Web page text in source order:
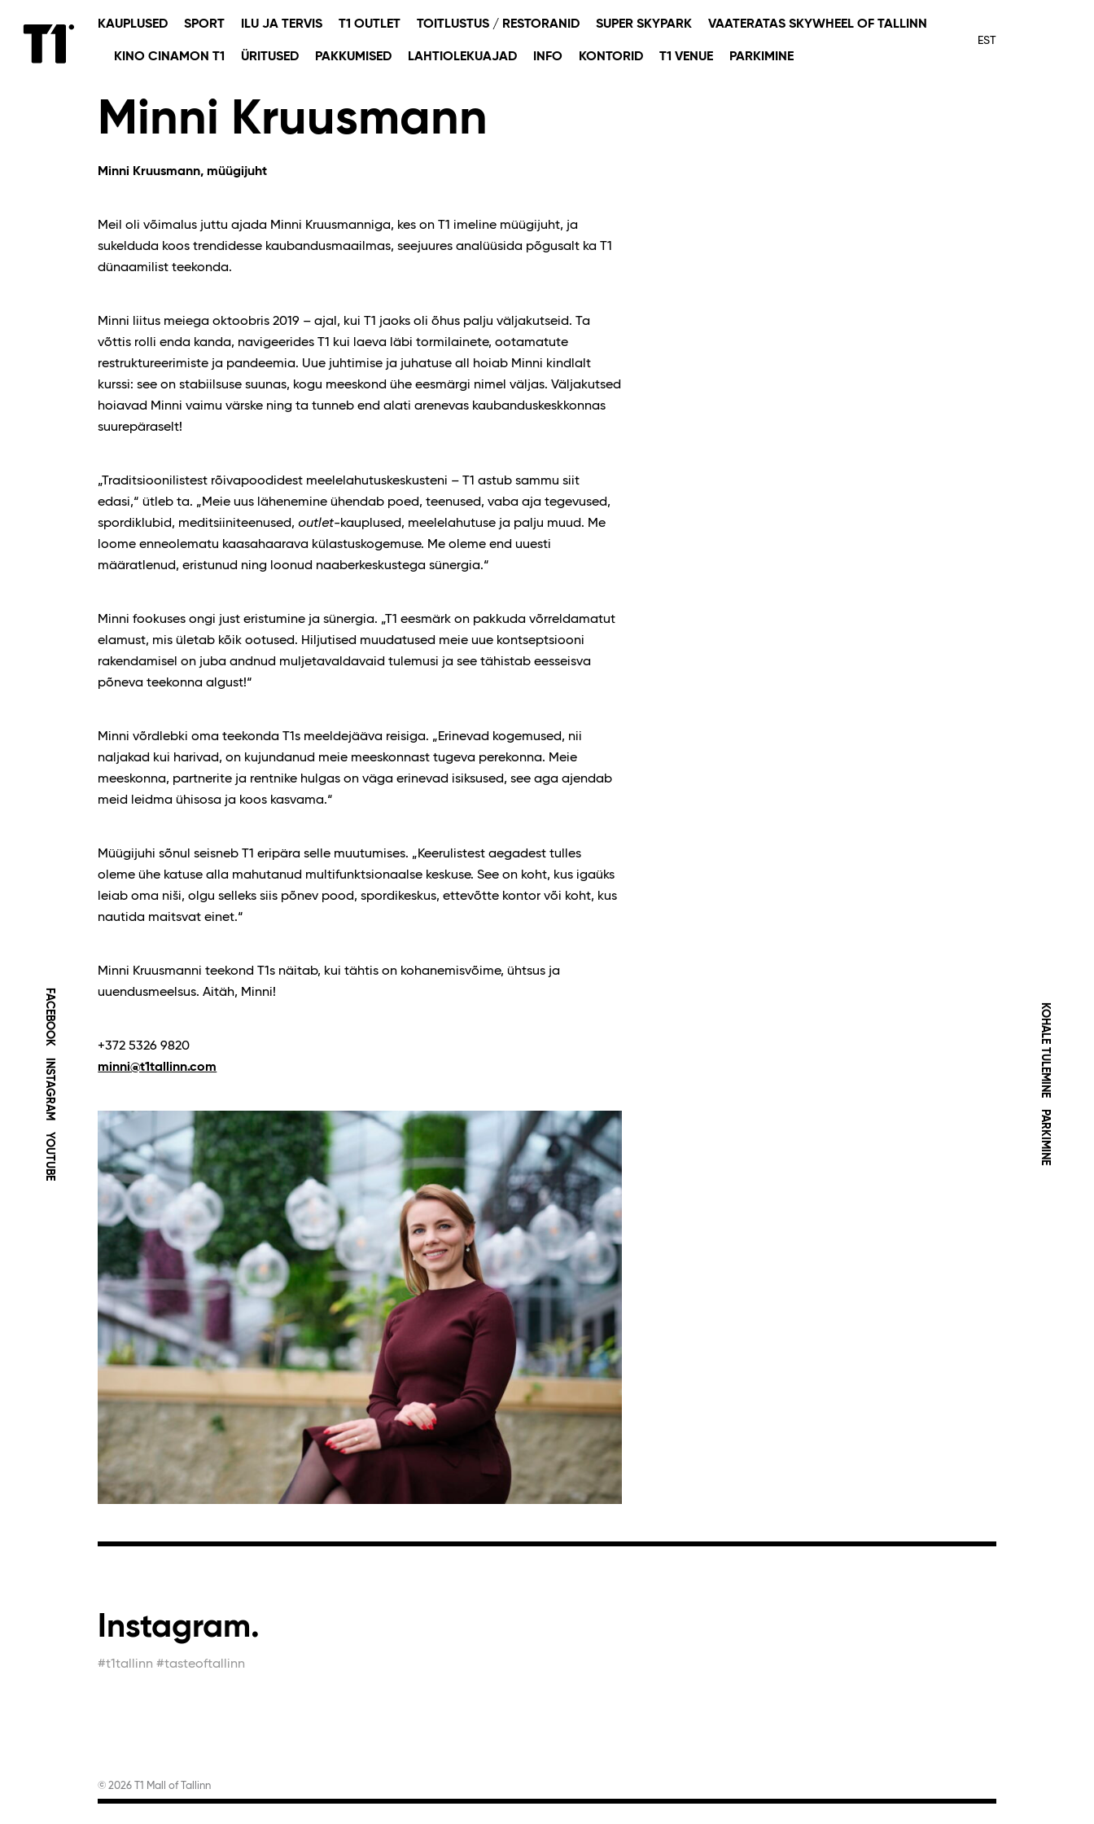
EST
KAUPLUSED SPORT ILU JA TERVIS T1 OUTLET TOITLUSTUS / RESTORANID SUPER SKYPARK VAATERATAS SKYWHEEL OF TALLINN
KINO CINAMON T1 ÜRITUSED PAKKUMISED LAHTIOLEKUAJAD INFO KONTORID T1 VENUE PARKIMINE
FACEBOOK
INSTAGRAM
YOUTUBE
KOHALE TULEMINE
PARKIMINE
Minni Kruusmann
Minni Kruusmann, müügijuht
Meil oli võimalus juttu ajada Minni Kruusmanniga, kes on T1 imeline müügijuht, ja
sukelduda koos trendidesse kaubandusmaailmas, seejuures analüüsida põgusalt ka T1
dünaamilist teekonda.
Minni liitus meiega oktoobris 2019 – ajal, kui T1 jaoks oli õhus palju väljakutseid. Ta
võttis rolli enda kanda, navigeerides T1 kui laeva läbi tormilainete, ootamatute
restruktureerimiste ja pandeemia. Uue juhtimise ja juhatuse all hoiab Minni kindlalt
kurssi: see on stabiilsuse suunas, kogu meeskond ühe eesmärgi nimel väljas. Väljakutsed
hoiavad Minni vaimu värske ning ta tunneb end alati arenevas kaubanduskeskkonnas
suurepäraselt!
„Traditsioonilistest rõivapoodidest meelelahutuskeskusteni – T1 astub sammu siit
edasi,“ ütleb ta. „Meie uus lähenemine ühendab poed, teenused, vaba aja tegevused,
spordiklubid, meditsiiniteenused, outlet-kauplused, meelelahutuse ja palju muud. Me
loome enneolematu kaasahaarava külastuskogemuse. Me oleme end uuesti
määratlenud, eristunud ning loonud naaberkeskustega sünergia.“
Minni fookuses ongi just eristumine ja sünergia. „T1 eesmärk on pakkuda võrreldamatut
elamust, mis ületab kõik ootused. Hiljutised muudatused meie uue kontseptsiooni
rakendamisel on juba andnud muljetavaldavaid tulemusi ja see tähistab eesseisva
põneva teekonna algust!“
Minni võrdlebki oma teekonda T1s meeldejääva reisiga. „Erinevad kogemused, nii
naljakad kui harivad, on kujundanud meie meeskonnast tugeva perekonna. Meie
meeskonna, partnerite ja rentnike hulgas on väga erinevad isiksused, see aga ajendab
meid leidma ühisosa ja koos kasvama.“
Müügijuhi sõnul seisneb T1 eripära selle muutumises. „Keerulistest aegadest tulles
oleme ühe katuse alla mahutanud multifunktsionaalse keskuse. See on koht, kus igaüks
leiab oma niši, olgu selleks siis põnev pood, spordikeskus, ettevõtte kontor või koht, kus
nautida maitsvat einet.“
Minni Kruusmanni teekond T1s näitab, kui tähtis on kohanemisvõime, ühtsus ja
uuendusmeelsus. Aitäh, Minni!
+372 5326 9820
minni@t1tallinn.com
Instagram.
#t1tallinn #tasteoftallinn
© 2026 T1 Mall of Tallinn